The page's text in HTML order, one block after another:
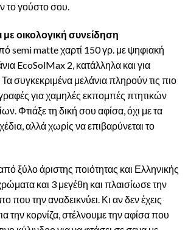
το γούστο σου.
με οικολογική συνείδηση
semi matte χαρτί 150 γρ. με ψηφιακή
EcoSolMax 2, κατάλληλα και για
συγκεκριμένα μελάνια πληρούν τις πιο
για χαμηλές εκπομπές πτητικών
Φτιάξε τη δική σου αφίσα, όχι με τα
αλλά χωρίς να επιβαρύνεται το
ξύλο άριστης ποιότητας και Ελληνικής
και 3 μεγέθη και πλαισίωσε την
που την αναδεικνύει. Κι αν δεν έχεις
την κορνίζα, στέλνουμε την αφίσα που